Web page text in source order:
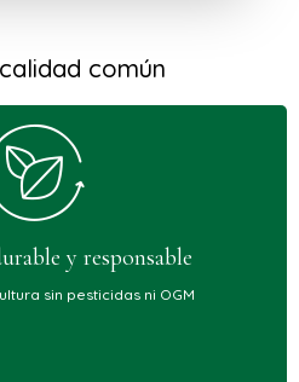
común
y responsable
sin pesticidas ni OGM